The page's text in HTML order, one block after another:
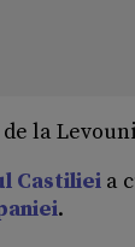
de la
Castiliei a
.